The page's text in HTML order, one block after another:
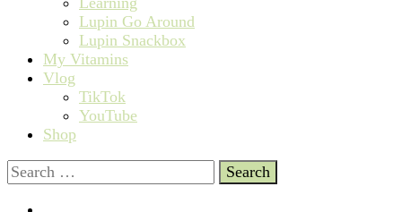
Lupin Go Around
Lupin Snackbox
My Vitamins
Vlog
TikTok
YouTube
Shop
Search
for: